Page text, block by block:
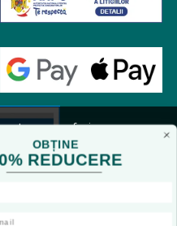
a va oferi
in continuare, sunteti
si cu plasarea de cookies,
imbunatatita.
urile
OBȚINE
REDUCERE